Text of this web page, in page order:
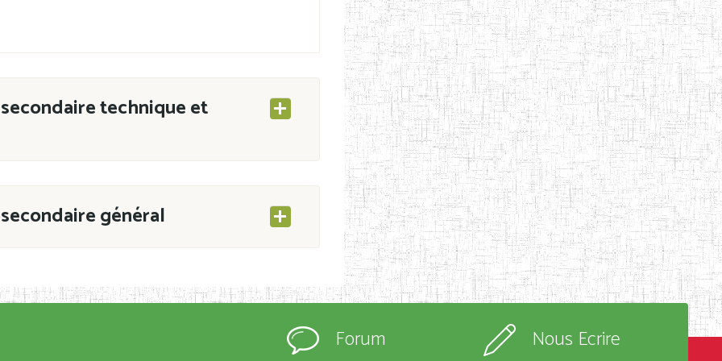
technique et
général
CAB du 21 mars 2011 portant ouverture
immatriculés et inscrits au
Forum Nous Ecrire